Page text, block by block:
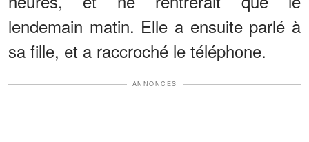
lendemain matin. Elle a ensuite parlé à
sa fille, et a raccroché le téléphone.
ANNONCES